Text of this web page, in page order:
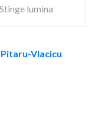
Stinge lumina
Vlacicu